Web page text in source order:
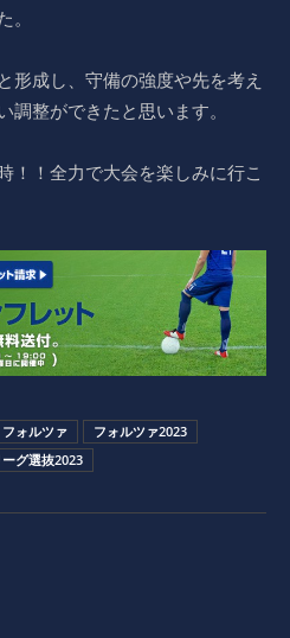
。
形成し、守備の強度や先を考え
調整ができたと思います。
！！全力で大会を楽しみに行こ
フォルツァ
フォルツァ2023
グ選抜2023